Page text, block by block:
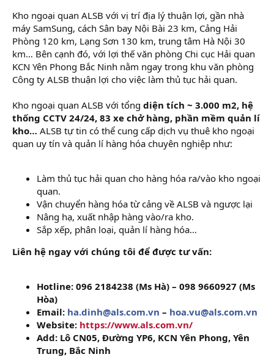
Kho ngoại quan ALSB với vị trí địa lý thuận lợi, gần nhà
máy SamSung, cách Sân bay Nội Bài 23 km, Cảng Hải
Phòng 120 km, Lạng Sơn 130 km, trung tâm Hà Nội 30
km… Bên cạnh đó, với lợi thế văn phòng Chi cục Hải quan
KCN Yên Phong Bắc Ninh nằm ngay trong khu văn phòng
Công ty ALSB thuận lợi cho việc làm thủ tục hải quan.
Kho ngoại quan ALSB với tổng diện tích ~ 3.000 m2, hệ
thống CCTV 24/24, 83 xe chở hàng, phần mềm quản lí
kho… ALSB tự tin có thể cung cấp dịch vụ thuê kho ngoại
quan uy tín và quản lí hàng hóa chuyên nghiệp như:
Làm thủ tục hải quan cho hàng hóa ra/vào kho ngoại
quan.
Vận chuyển hàng hóa từ cảng về ALSB và ngược lại
Nâng hạ, xuất nhập hàng vào/ra kho.
Sắp xếp, phân loại, quản lí hàng hóa…
Liên hệ ngay với chúng tôi để được tư vấn:
Hotline: 096 2184238 (Ms Hà) – 098 9660927 (Ms
Hòa)
Email: ha.dinh@als.com.vn – hoa.vu@als.com.vn
Website: https://www.als.com.vn/
Add: Lô CN05, Đường YP6, KCN Yên Phong, Yên
Trung, Bắc Ninh